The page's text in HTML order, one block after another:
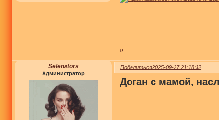
0
Поделиться2025-09-27 21:18:32
Selenators
Администратор
Доган с мамой,